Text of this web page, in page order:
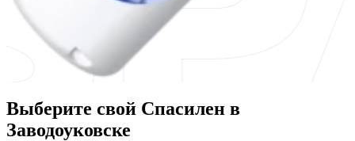
Выберите свой Спасилен в
Заводоуковске